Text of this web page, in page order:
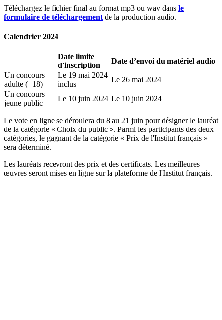
Téléchargez le fichier final au format mp3 ou wav dans le
formulaire de téléchargement de la production audio.
Calendrier 2024
Date limite
d'inscription
Date d’envoi du matériel audio
Un concours
adulte (+18)
Le 19 mai 2024
inclus
Le 26 mai 2024
Un concours
jeune public
Le 10 juin 2024 Le 10 juin 2024
Le vote en ligne se déroulera du 8 au 21 juin pour désigner le lauréat
de la catégorie « Choix du public ». Parmi les participants des deux
catégories, le gagnant de la catégorie « Prix de l'Institut français »
sera déterminé.
Les lauréats recevront des prix et des certificats. Les meilleures
œuvres seront mises en ligne sur la plateforme de l'Institut français.